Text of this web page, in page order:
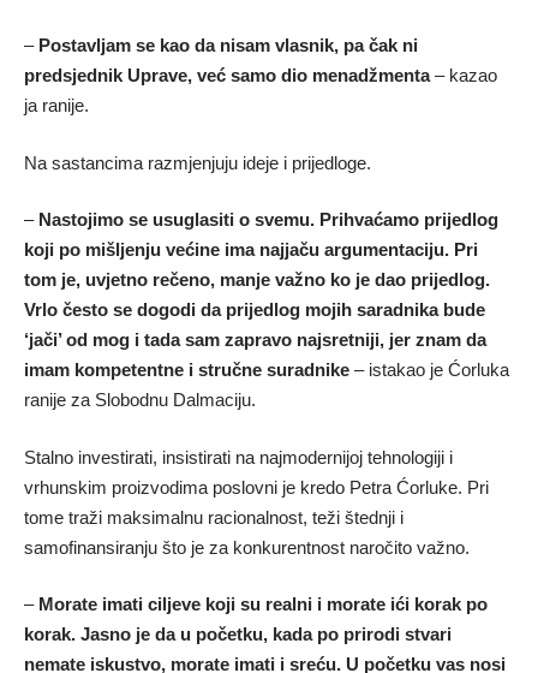
– Postavljam se kao da nisam vlasnik, pa čak ni
predsjednik Uprave, već samo dio menadžmenta– kazao
ja ranije.
Na sastancima razmjenjuju ideje i prijedloge.
– Nastojimo se usuglasiti o svemu. Prihvaćamo prijedlog
koji po mišljenju većine ima najjaču argumentaciju. Pri
tom je, uvjetno rečeno, manje važno ko je dao prijedlog.
Vrlo često se dogodi da prijedlog mojih saradnika bude
‘jači’ od mog i tada sam zapravo najsretniji, jer znam da
imam kompetentne i stručne suradnike – istakao je Ćorluka
ranije za Slobodnu Dalmaciju.
Stalno investirati, insistirati na najmodernijoj tehnologiji i
vrhunskim proizvodima poslovni je kredo Petra Ćorluke. Pri
tome traži maksimalnu racionalnost, teži štednji i
samofinansiranju što je za konkurentnost naročito važno.
–Morate imati ciljeve koji su realni i morate ići korak po
korak. Jasno je da u početku, kada po prirodi stvari
nemate iskustvo, morate imati i sreću. U početku vas nosi